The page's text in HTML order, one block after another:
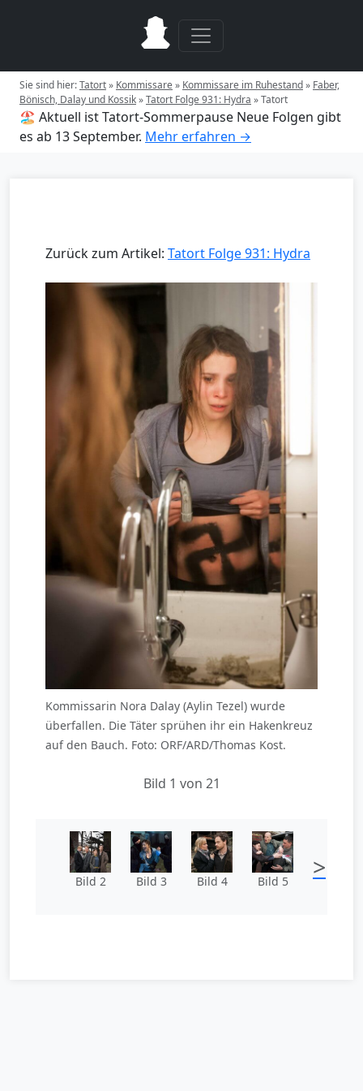
Sie sind hier:Tatort» Kommissare» Kommissare im Ruhestand» Faber,
Bönisch, Dalay und Kossik»Tatort Folge 931: Hydra »Tatort
🏖️ Aktuell ist Tatort-Sommerpause Neue Folgen gibt
es ab 13 September. Mehr erfahren →
Zurück zum Artikel: Tatort Folge 931: Hydra
Kommissarin Nora Dalay (Aylin Tezel) wurde
überfallen. Die Täter sprühen ihr ein Hakenkreuz
auf den Bauch. Foto: ORF/ARD/Thomas Kost.
Bild 1 von 21
Bild 2 Bild 3 Bild 4 Bild 5 >